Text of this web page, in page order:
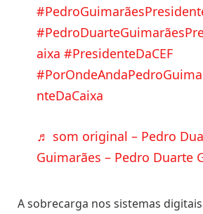
aixa #PresidenteDaCEF
nteDaCaixa
♬ som original – Pedro
Guimarães – Pedro Duarte
A sobrecarga nos sistemas